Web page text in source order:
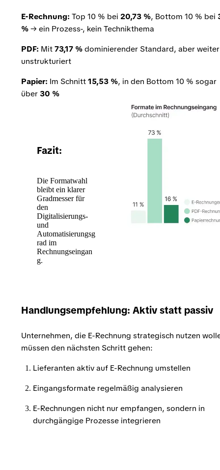
E-Rechnung: Top 10 % bei 20,73 %, Bottom 10 % bei
%→ ein Prozess-, kein Technikthema
PDF: Mit73,17 %dominierender Standard, aber
unstrukturiert
Papier: Im Schnitt15,53 %, in den Bottom 10 % sogar
über30 %
Fazit:
Die Formatwahl
bleibt ein klarer
Gradmesser für
den
Digitalisierungs-
und
Automatisierungsg
rad im
Rechnungseingan
g.
Handlungsempfehlung: Aktiv statt passiv
Unternehmen, die E-Rechnung strategisch nutzen
müssen den nächsten Schritt gehen:
Lieferanten aktiv auf E-Rechnung umstellen
Eingangsformate regelmäßig analysieren
E-Rechnungen nicht nur empfangen, sondern in
durchgängige Prozesse integrieren